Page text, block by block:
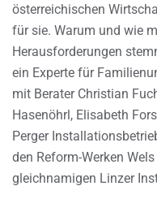
österreichischen
für sie. Warum und wie
Herausforderungen
ein Experte für
mit Berater Christian
Hasenöhrl, Elisabeth
Perger
den Reform-Werken
gleichnamigen Linzer